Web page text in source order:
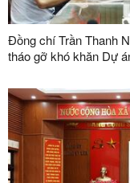
Đồng chí Trần Thanh
tháo gỡ khó khăn Dự